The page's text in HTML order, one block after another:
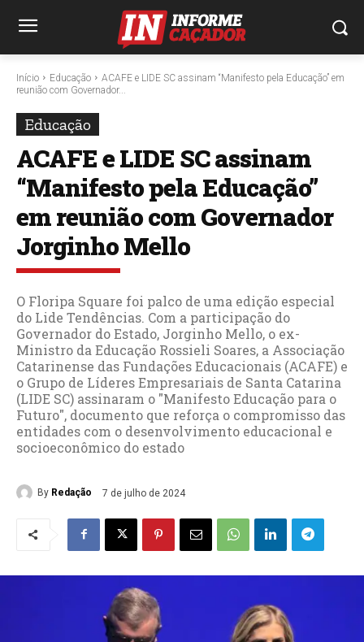
Início Educação
ACAFE e LIDE SC assinam “Manifesto pela Educação” em
reunião com Governador...
Educação
ACAFE e LIDE SC assinam
“Manifesto pela Educação”
em reunião com Governador
Jorginho Mello
O Floripa Square foi palco de uma edição especial
do Lide Tendências. Com a participação do
Governador do Estado, Jorginho Mello, o ex-
Ministro da Educação Rossieli Soares, a Associação
Catarinense das Fundações Educacionais (ACAFE) e
o Grupo de Líderes Empresariais de Santa Catarina
(LIDE SC) assinaram o "Manifesto Educação para o
Futuro", documento que reforça o compromisso das
entidades com o desenvolvimento educacional e
socioeconômico do estado
By Redação 7 de julho de 2024